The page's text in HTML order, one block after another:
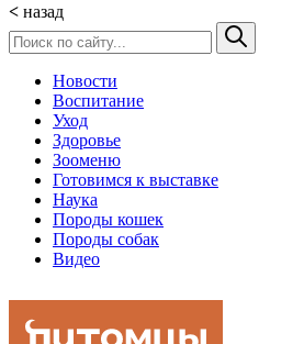
< назад
Новости
Воспитание
Уход
Здоровье
Зооменю
Готовимся к выставке
Наука
Породы кошек
Породы собак
Видео